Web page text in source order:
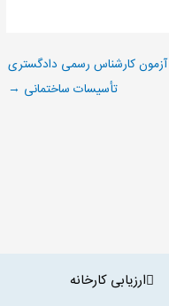
آزمون کارشناس رسمی دادگستری
تأسیسات ساختمانی →
ارزیابی کارخانه